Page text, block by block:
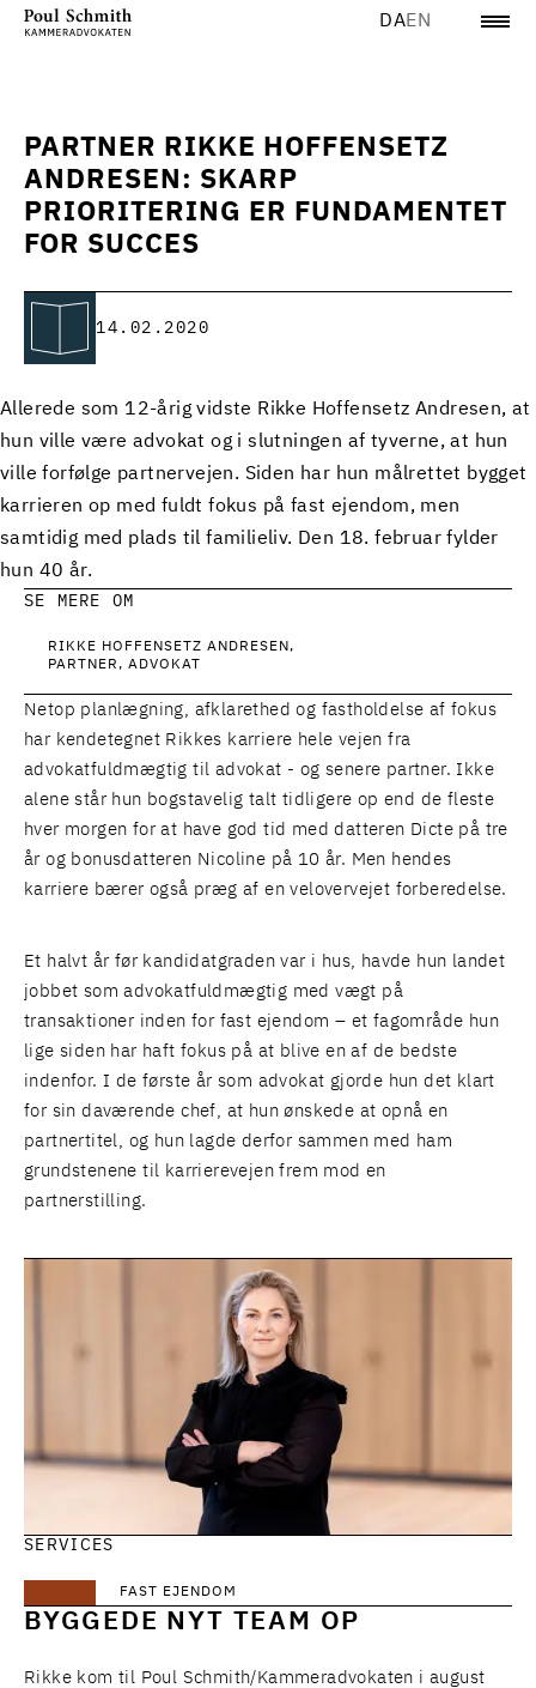
DAEN
PARTNER RIKKE HOFFENSETZ
ANDRESEN: SKARP
PRIORITERING ER FUNDAMENTET
FOR SUCCES
14.02.2020
Allerede som 12-årig vidste Rikke Hoffensetz Andresen, at
hun ville være advokat og i slutningen af tyverne, at hun
ville forfølge partnervejen. Siden har hun målrettet bygget
karrieren op med fuldt fokus på fast ejendom, men
samtidig med plads til familieliv. Den 18. februar fylder
hun 40 år.
SE MERE OM
RIKKE HOFFENSETZ ANDRESEN
PARTNER, ADVOKAT
Netop planlægning, afklarethed og fastholdelse af fokus
har kendetegnet Rikkes karriere hele vejen fra
advokatfuldmægtig til advokat - og senere partner. Ikke
alene står hun bogstavelig talt tidligere op end de fleste
hver morgen for at have god tid med datteren Dicte på tre
år og bonusdatteren Nicoline på 10 år. Men hendes
karriere bærer også præg af en velovervejet forberedelse.
Et halvt år før kandidatgraden var i hus, havde hun landet
jobbet som advokatfuldmægtig med vægt på
transaktioner inden for fast ejendom – et fagområde hun
lige siden har haft fokus på at blive en af de bedste
indenfor. I de første år som advokat gjorde hun det klart
for sin daværende chef, at hun ønskede at opnå en
partnertitel, og hun lagde derfor sammen med ham
grundstenene til karrierevejen frem mod en
partnerstilling.
SERVICES
FAST EJENDOM
BYGGEDE NYT TEAM OP
Rikke kom til Poul Schmith/Kammeradvokaten i august